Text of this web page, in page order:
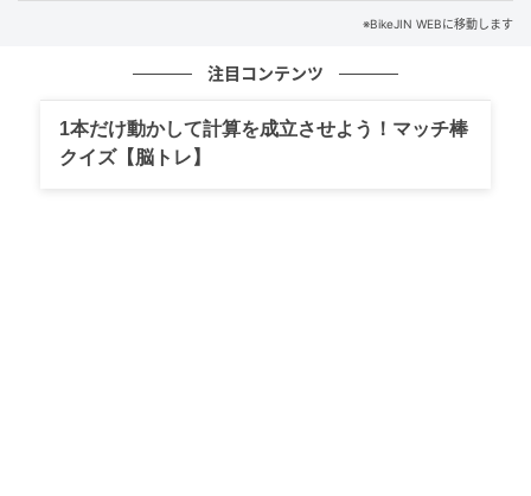
プの荷重のかけかた、レバーの操作方法などを一気に
解説してもらったので写真解説をみていただきたい。
そして大事なポイントが「骨盤を立てること」と「胸
を張ること」。それぞれのメリットも解説するが、ま
※BikeJIN WEBに移動します
注目コンテンツ
1本だけ動かして計算を成立させよう！マッチ棒
クイズ【脳トレ】